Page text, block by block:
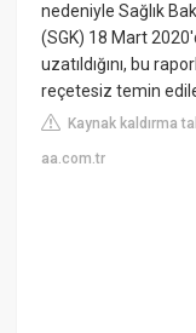
nedeniyle Sağlık
(SGK) 18 Mart
uzatıldığını, bu
reçetesiz temin
Kaynak kaldırma
aa.com.tr